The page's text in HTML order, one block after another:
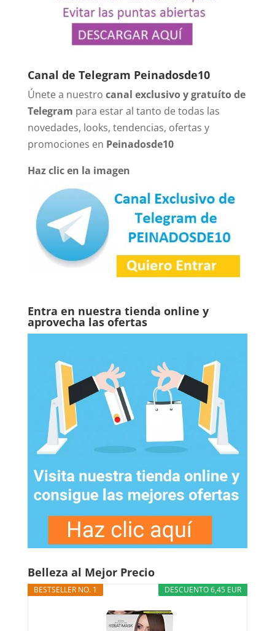
Canal de Telegram Peinadosde10
Únete a nuestro canal exclusivo y gratuíto de
Telegram para estar al tanto de todas las
novedades, looks, tendencias, ofertas y
promociones en Peinadosde10
Haz clic en la imagen
Entra en nuestra tienda online y
aprovecha las ofertas
Belleza al Mejor Precio
DESCUENTO 6,45 EUR
BESTSELLER NO. 1